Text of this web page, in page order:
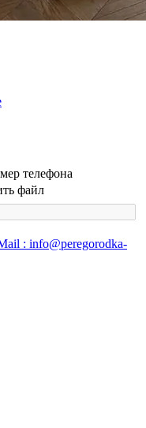
телефона
файл
: info@peregorodka-